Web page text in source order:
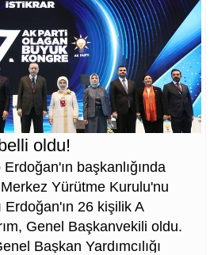
oldu!
başkanlığında
Yürütme Kurulu'nu
26 kişilik A
Genel Başkanvekili oldu.
Başkan Yardımcılığı